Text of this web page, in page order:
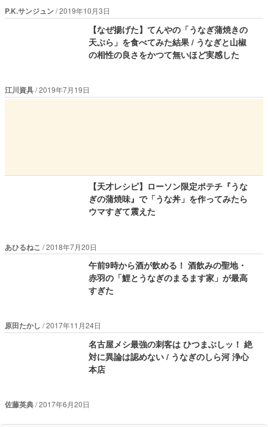
P.K.サンジュン 2019年10月3日
【なぜ揚げた】てんやの「うなぎ蒲焼きの
天ぷら」を食べてみた結果 / うなぎと山椒
の相性の良さをかつて無いほど実感した
江川資具 2019年7月19日
【天才レシピ】ローソン限定ポテチ『うな
ぎの蒲焼味』で「うな丼」を作ってみたら
ウマすぎて震えた
あひるねこ 2018年7月20日
午前9時から酒が飲める！ 酒飲みの聖地・
赤羽の「鯉とうなぎのまるます家」が最高
すぎた
原田たかし 2017年11月24日
名古屋メシ最強の刺客は ひつまぶしッ！ 絶
対に異論は認めない / うなぎのしら河 浄心
本店
佐藤英典 2017年6月20日